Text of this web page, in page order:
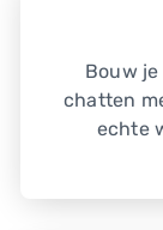
Bouw
chatten
echte